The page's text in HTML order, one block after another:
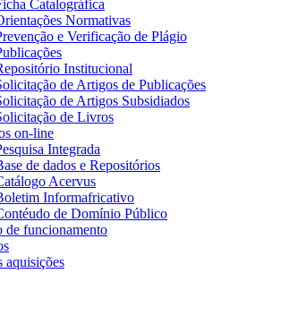
Catalográfica
Normativas
e Verificação de Plágio
Institucional
de Artigos de Publicações
de Artigos Subsidiados
de Livros
on-line
Integrada
de dados e Repositórios
Acervus
Informafricativo
de Domínio Público
de funcionamento
aquisições